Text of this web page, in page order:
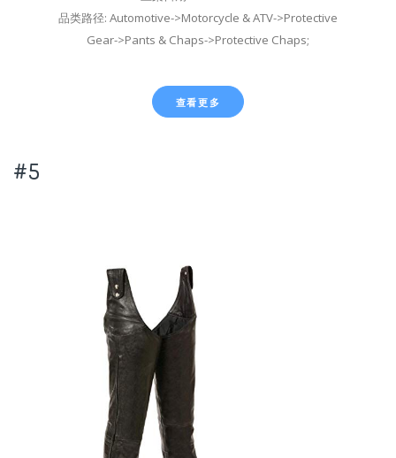
品类路径: Automotive->Motorcycle & ATV->Protective
Gear->Pants & Chaps->Protective Chaps;
查看更多
#5